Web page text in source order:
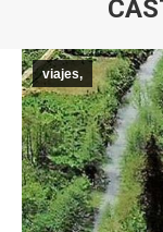
viajes,